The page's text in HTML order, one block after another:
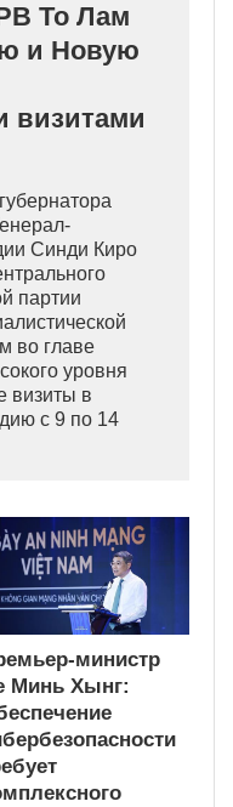
То Лам
и Новую
визитами
Синди Киро
партии
во главе
уровня
визиты в
с 9 по 14
министр
Минь Хынг: